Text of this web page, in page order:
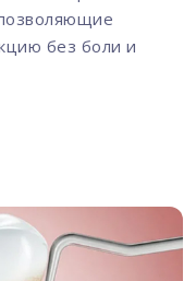
без боли и